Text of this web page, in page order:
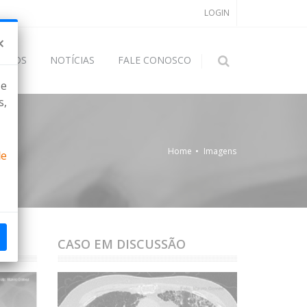
LOGIN
NOTÍCIAS FALE CONOSCO
Home Imagens
CASO EM DISCUSSÃO